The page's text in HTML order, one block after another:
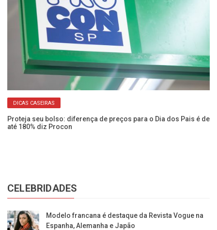
DICAS CASEIRAS
Proteja seu bolso: diferença de preços para o Dia dos Pais é de
até 180% diz Procon
CELEBRIDADES
Modelo francana é destaque da Revista Vogue na
Espanha, Alemanha e Japão